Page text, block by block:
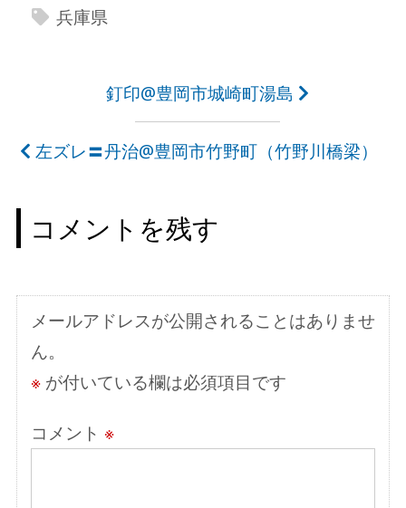
兵庫県
ナ
ビ
ゲ
シ
ョ
ン
釘印@豊岡市城崎町湯島
左ズレ〓丹治@豊岡市竹野町（竹野川橋梁）
コメントを残す
メールアドレスが公開されることはありませ
ん。
※が付いている欄は必須項目です
コメント ※